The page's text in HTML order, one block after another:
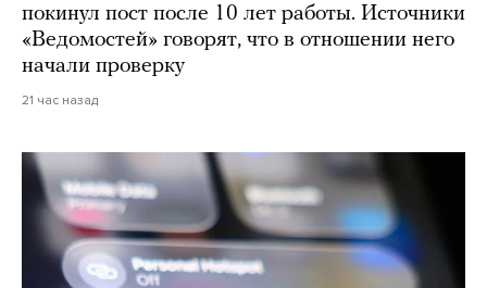
покинул пост после 10 лет работы. Источники
«Ведомостей» говорят, что в отношении него
начали проверку
21 час назад